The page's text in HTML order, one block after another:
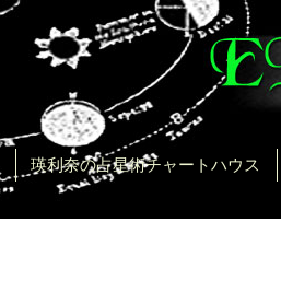
瑛利奈の占星術チャートハウス